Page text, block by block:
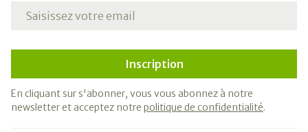
Adresse mail
Inscription
En cliquant sur s'abonner, vous vous abonnez à notre
newsletter et acceptez notre politique de confidentialité.